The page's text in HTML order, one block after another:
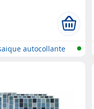
autocollante